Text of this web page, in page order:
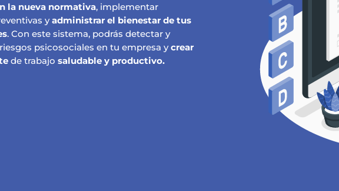
la nueva normativa, implementar
yadministrar el bienestar de tus
. Con este sistema, podrás detectar y
psicosociales en tu empresa ycrear
de trabajo saludable y productivo.